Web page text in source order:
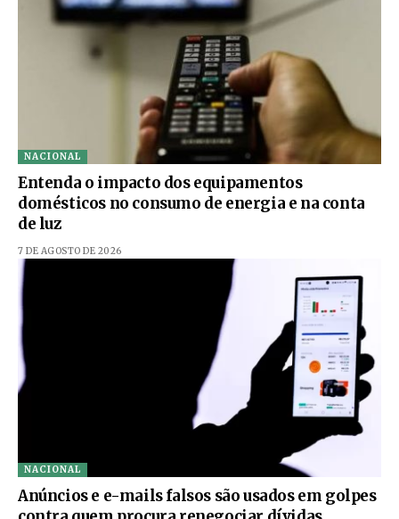
NACIONAL
Entenda o impacto dos equipamentos
domésticos no consumo de energia e na conta
de luz
7 DE AGOSTO DE 2026
NACIONAL
Anúncios e e-mails falsos são usados em golpes